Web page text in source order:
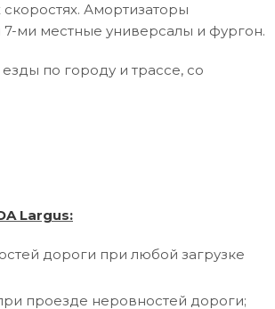
Амортизаторы
ми местные универсалы и фургон.
по городу и трассе, со
Largus:
дороги при любой загрузке
проезде неровностей дороги;